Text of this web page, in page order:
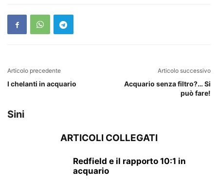
Articolo precedente
I chelanti in acquario
Articolo successivo
Acquario senza filtro?… Si
può fare!
Sini
ARTICOLI COLLEGATI
Redfield e il rapporto 10:1 in
acquario